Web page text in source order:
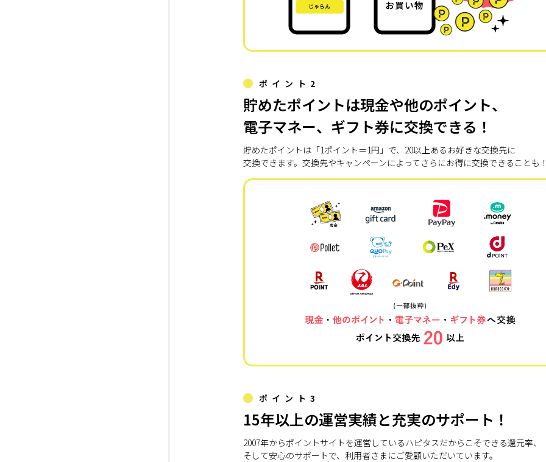
ポイント2
貯めたポイントは現金や他のポイント、
電子マネー、ギフト券に交換できる！
貯めたポイントは「1ポイント＝1円」で、20以上あるお好きな交換先に
交換できます。交換先やキャンペーンによってさらにお得に交換できることも
ポイント3
15年以上の運営実績と充実のサポート！
2007年からポイントサイトを運営しているハピタスだからこそできる還元率、
そして安心のサポートで、利用者さまにご愛顧いただいています。